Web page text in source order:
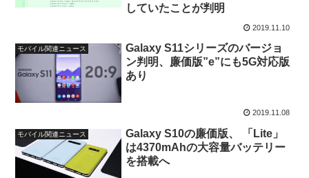
していたことが判明
2019.11.10
モバイル関連ニュース
Galaxy S11シリーズのバージョ
ン判明、廉価版”e”にも5G対応版
あり
2019.11.08
モバイル関連ニュース
Galaxy S10の廉価版、 「Lite」
は4370mAhの大容量バッテリー
を搭載へ